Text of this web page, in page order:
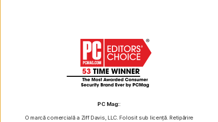
PC Mag::
O marcă comercială a Ziff Davis, LLC. Folosit sub licență. Retipărire